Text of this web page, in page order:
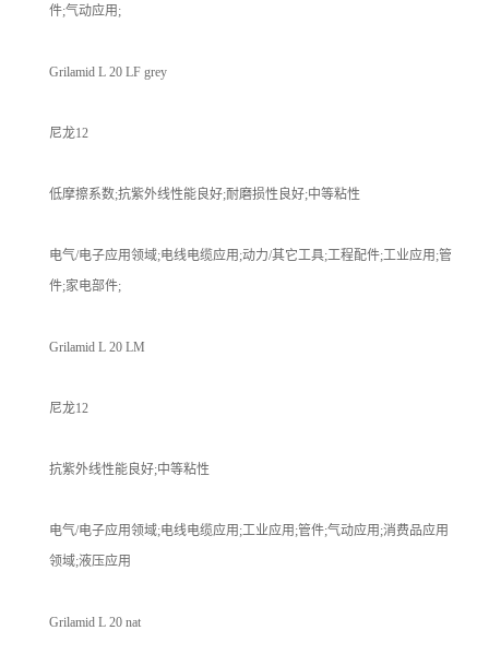
件;气动应用;
Grilamid L 20 LF grey
尼龙12
低摩擦系数;抗紫外线性能良好;耐磨损性良好;中等粘性
电气/电子应用领域;电线电缆应用;动力/其它工具;工程配件;工业应用;管
件;家电部件;
Grilamid L 20 LM
尼龙12
抗紫外线性能良好;中等粘性
电气/电子应用领域;电线电缆应用;工业应用;管件;气动应用;消费品应用
领域;液压应用
Grilamid L 20 nat